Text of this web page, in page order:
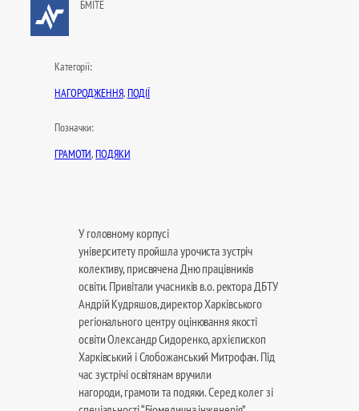
БМІТЕ
Категорії:
НАГОРОДЖЕННЯ, ПОДІЇ
Позначки:
ГРАМОТИ, ПОДЯКИ
У головному корпусі
університету пройшла урочиста зустріч
колективу, присвячена Дню працівників
освіти. Привітали учасників в.о. ректора ДБТУ
Андрій Кудряшов, директор Харківського
регіонального центру оцінювання якості
освіти Олександр Сидоренко, архієпископ
Харківський і Слобожанський Митрофан. Під
час зустрічі освітянам вручили
нагороди, грамоти та подяки. Серед колег зі